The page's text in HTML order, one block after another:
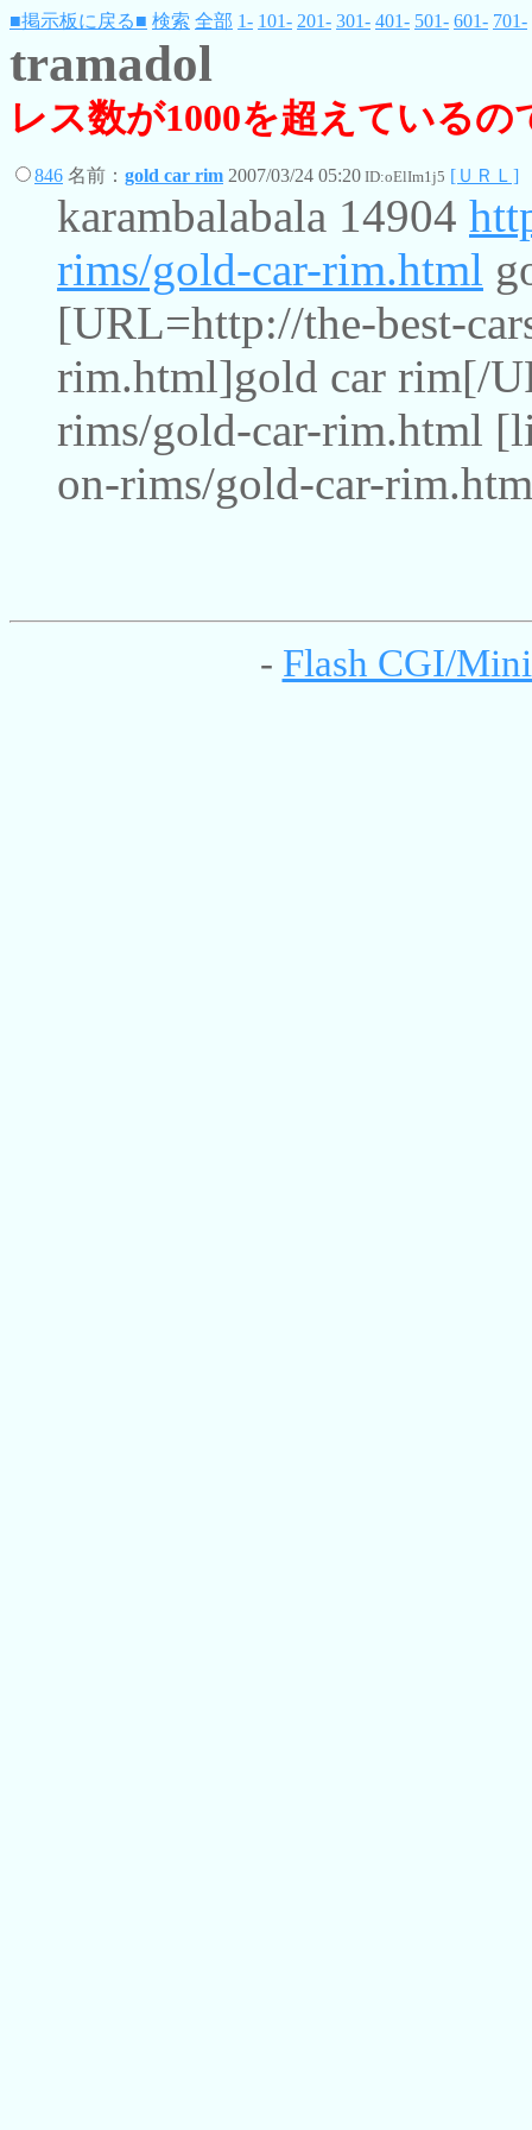
■掲示板に戻る■ 検索 全部 1- 101- 201- 301- 401- 501- 601- 701-
tramadol
レス数が1000を超えている
846 名前： gold car rim 2007/03/24 05:20 ID:oElIm1j5 [ＵＲＬ]
karambalabala 14904
rims/gold-car-rim.html
[URL=http://the-best-
rim.html]gold car rim[/
rims/gold-car-rim.html
on-rims/gold-car-
- Flash CGI/